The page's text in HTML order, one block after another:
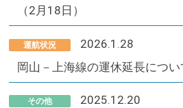
（2月18日）
運航状況
2026.1.28
岡山－上海線の運休延長につい
その他
2025.12.20